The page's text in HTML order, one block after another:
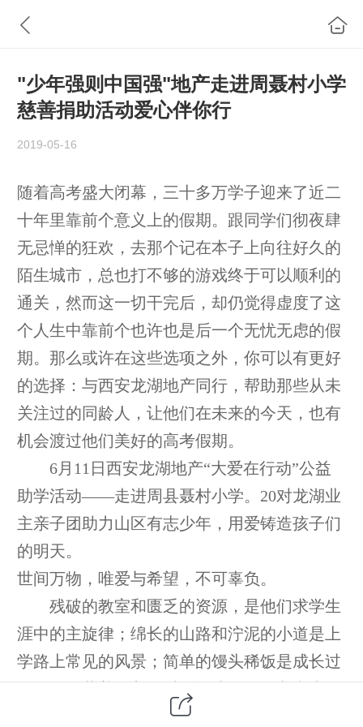
"少年强则中国强"地产走进周聂村小学
慈善捐助活动爱心伴你行
2019-05-16
随着高考盛大闭幕，三十多万学子迎来了近二
十年里靠前个意义上的假期。跟同学们彻夜肆
无忌惮的狂欢，去那个记在本子上向往好久的
陌生城市，总也打不够的游戏终于可以顺利的
通关，然而这一切干完后，却仍觉得虚度了这
个人生中靠前个也许也是后一个无忧无虑的假
期。那么或许在这些选项之外，你可以有更好
的选择：与西安龙湖地产同行，帮助那些从未
关注过的同龄人，让他们在未来的今天，也有
机会渡过他们美好的高考假期。
6月11日西安龙湖地产“大爱在行动”公益
助学活动——走进周县聂村小学。20对龙湖业
主亲子团助力山区有志少年，用爱铸造孩子们
的明天。
世间万物，唯爱与希望，不可辜负。
残破的教室和匮乏的资源，是他们求学生
涯中的主旋律；绵长的山路和泞泥的小道是上
学路上常见的风景；简单的馒头稀饭是成长过
程里多的营养摄入。对不起孩子们，龙湖来晚